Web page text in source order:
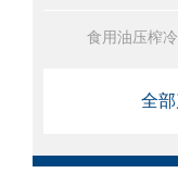
食用油压榨
全